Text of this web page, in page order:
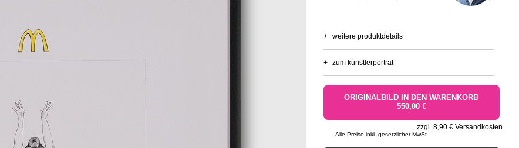
+ weitere produktdetails
+ zum künstlerporträt
ORIGINALBILD IN DEN WARENKORB
550,00 €
zzgl. 8,90 € Versandkosten
Alle Preise inkl. gesetzlicher MwSt.